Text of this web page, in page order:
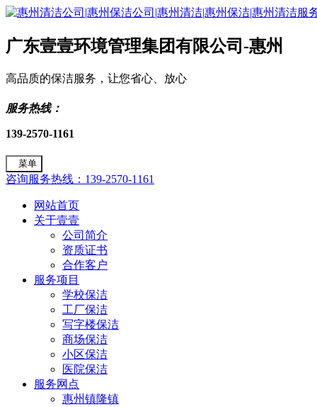
广东壹壹环境管理集团有限公司-惠州
高品质的保洁服务，让您省心、放心
服务热线：
139-2570-1161
菜单
咨询服务热线：139-2570-1161
网站首页
关于壹壹
公司简介
资质证书
合作客户
服务项目
学校保洁
工厂保洁
写字楼保洁
商场保洁
小区保洁
医院保洁
服务网点
惠州镇隆镇